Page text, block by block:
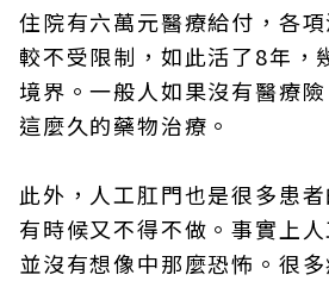
住院有六萬元醫療給付，各
較不受限制，如此活了8年，
境界。一般人如果沒有醫療
這麼久的藥物治療。
此外，人工肛門也是很多患
有時候又不得不做。事實上
並沒有想像中那麼恐怖。很